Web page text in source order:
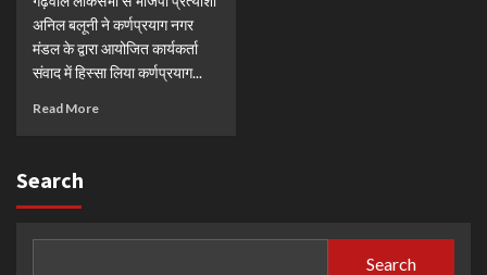
अनिल बलूनी ने कर्णप्रयाग नगर
मंडल के द्वारा आयोजित कार्यकर्ता
संवाद में हिस्सा लिया कर्णप्रयाग...
Read More
Search
Search